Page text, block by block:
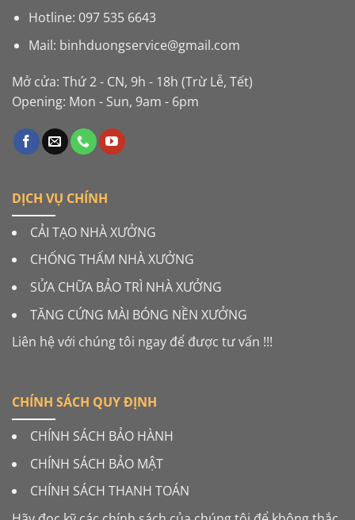
Hotline: 097 535 6643
Mail: binhduongservice@gmail.com
Mở cửa: Thứ 2 - CN, 9h - 18h (Trừ Lễ, Tết)
Opening: Mon - Sun, 9am - 6pm
DỊCH VỤ CHÍNH
CẢI TẠO NHÀ XƯỞNG
CHỐNG THẤM NHÀ XƯỞNG
SỬA CHỮA BẢO TRÌ NHÀ XƯỞNG
TĂNG CỨNG MÀI BÓNG NỀN XƯỞNG
Liên hệ với chúng tôi ngay để được tư vấn !!!
CHÍNH SÁCH QUY ĐỊNH
CHÍNH SÁCH BẢO HÀNH
CHÍNH SÁCH BẢO MẬT
CHÍNH SÁCH THANH TOÁN